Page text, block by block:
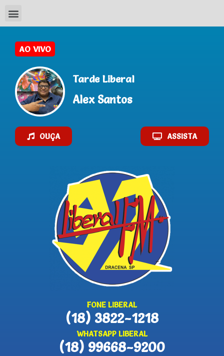
Tarde Liberal
Alex Santos
OUÇA ASSISTA
FONE LIBERAL
(18) 3822-1218
WHATSAPP LIBERAL
(18) 99668-9200